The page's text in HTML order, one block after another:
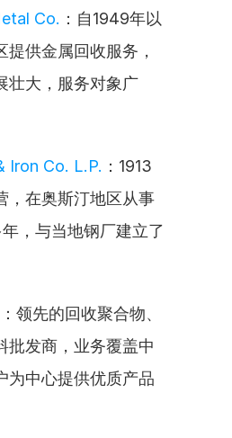
Co. ：自1949年以
提供金属回收服务，
壮大，服务对象广
Iron Co. L.P. ：1913
，在奥斯汀地区从事
，与当地钢厂建立了
：领先的回收聚合物、
批发商，业务覆盖中
为中心提供优质产品